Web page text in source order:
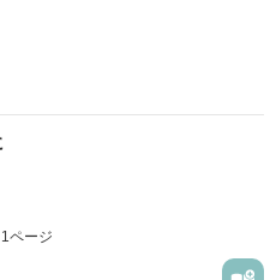
...
読む
同士。
の意のままに医師を目指す決
いながらも、そばで励まし見
・ガールズラブ
1ページ